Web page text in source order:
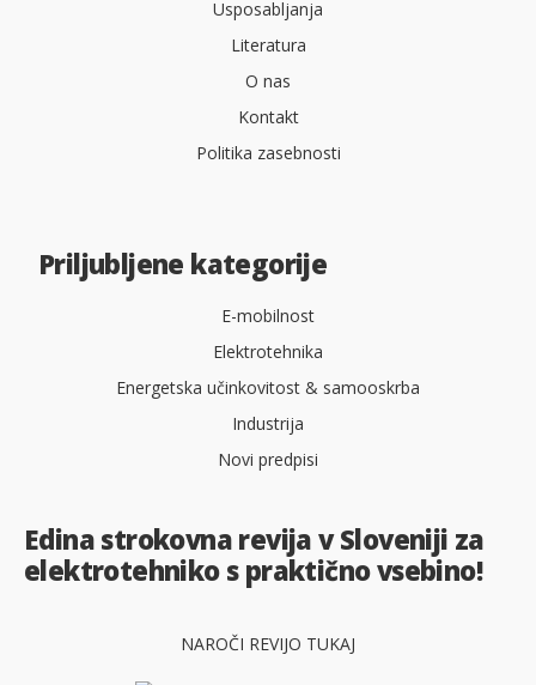
Usposabljanja
Literatura
O nas
Kontakt
Politika zasebnosti
Priljubljene kategorije
E-mobilnost
Elektrotehnika
Energetska učinkovitost & samooskrba
Industrija
Novi predpisi
Edina strokovna revija v Sloveniji za
elektrotehniko s praktično vsebino!
NAROČI REVIJO TUKAJ